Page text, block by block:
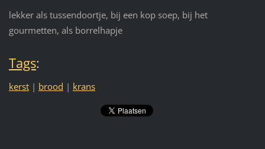
lekker als tussendoortje, bij een kop soep, bij het
gourmetten, als borrelhapje
Tags:
kerst | brood | krans